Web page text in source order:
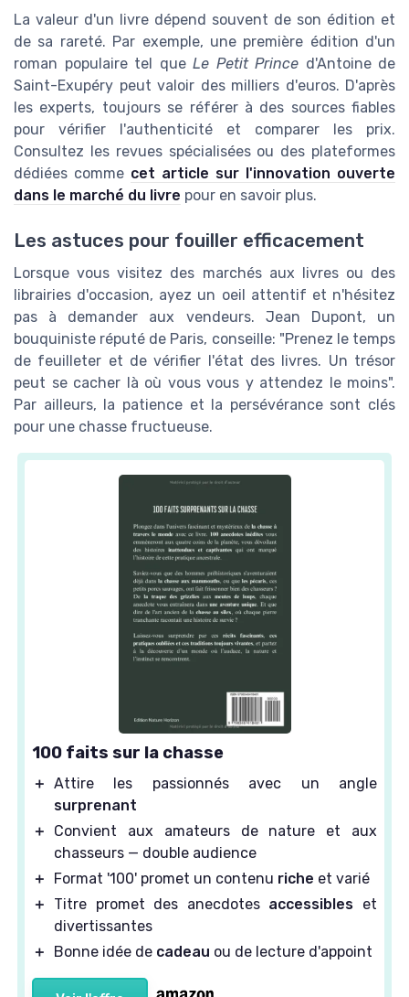
La valeur d'un livre dépend souvent de son édition et
de sa rareté. Par exemple, une première édition d'un
roman populaire tel que Le Petit Prince d'Antoine de
Saint-Exupéry peut valoir des milliers d'euros. D'après
les experts, toujours se référer à des sources fiables
pour vérifier l'authenticité et comparer les prix.
Consultez les revues spécialisées ou des plateformes
dédiées comme cet article sur l'innovation ouverte
dans le marché du livre pour en savoir plus.
Les astuces pour fouiller efficacement
Lorsque vous visitez des marchés aux livres ou des
librairies d'occasion, ayez un oeil attentif et n'hésitez
pas à demander aux vendeurs. Jean Dupont, un
bouquiniste réputé de Paris, conseille: "Prenez le temps
de feuilleter et de vérifier l'état des livres. Un trésor
peut se cacher là où vous vous y attendez le moins".
Par ailleurs, la patience et la persévérance sont clés
pour une chasse fructueuse.
100 faits sur la chasse
＋ Attire les passionnés avec un angle
surprenant
＋
Convient aux amateurs de nature et aux
chasseurs — double audience
＋
Format '100' promet un contenu riche et varié
＋
Titre promet des anecdotes accessibles et
divertissantes
＋
Bonne idée de cadeau ou de lecture d'appoint